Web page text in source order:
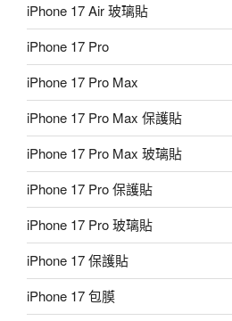
iPhone 17 Air 玻璃貼
iPhone 17 Pro
iPhone 17 Pro Max
iPhone 17 Pro Max 保護貼
iPhone 17 Pro Max 玻璃貼
iPhone 17 Pro 保護貼
iPhone 17 Pro 玻璃貼
iPhone 17 保護貼
iPhone 17 包膜